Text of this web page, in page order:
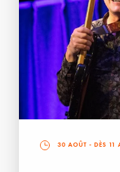
30 AOÛT - DÈS 11